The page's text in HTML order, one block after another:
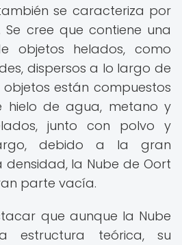
se caracteriza por
cree que contiene una
objetos helados, como
dispersos a lo largo de
objetos están compuestos
hielo de agua, metano y
junto con polvo y
debido a la gran
la Nube de Oort
parte vacía.
que aunque la Nube
estructura teórica, su